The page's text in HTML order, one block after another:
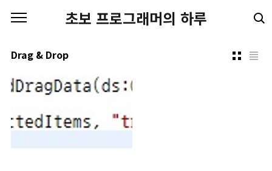
초보 프로그래머의 하루
Drag & Drop